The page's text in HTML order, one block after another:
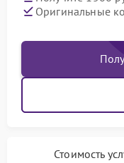
Оригинальные
Стоимость